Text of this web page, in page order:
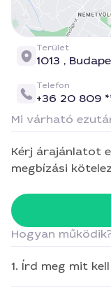
Terület
1013 ,
Telefon
+36 20 809
Mi várható
Kérj árajánlatot
megbízási
Hogyan
1. Írd meg mit